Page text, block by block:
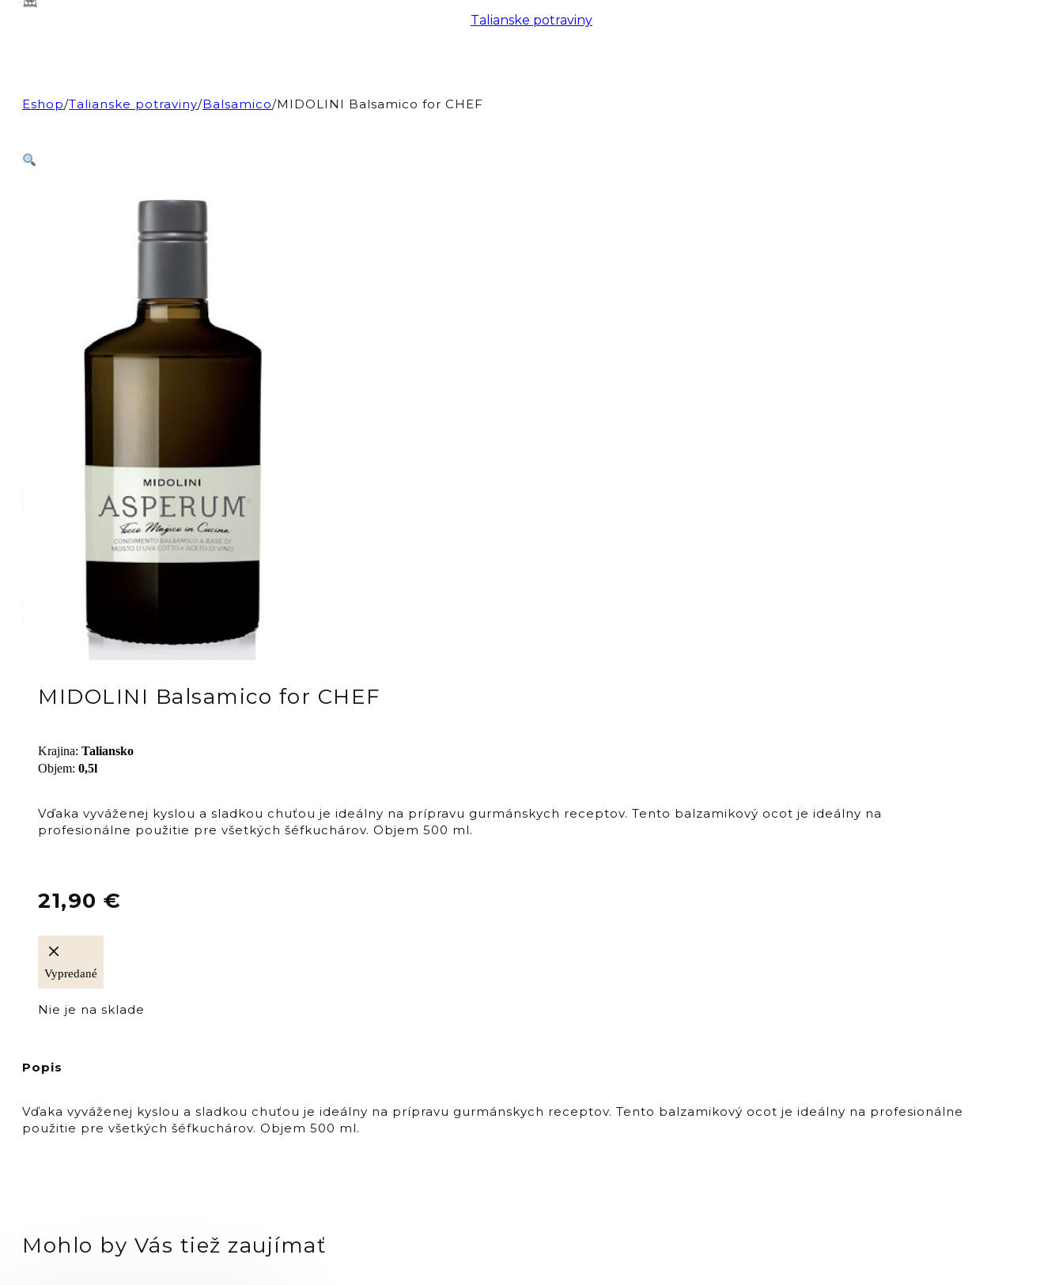
Talianske potraviny
Eshop/Talianske potraviny/Balsamico/MIDOLINI Balsamico for CHEF
MIDOLINI Balsamico for CHEF
Krajina: Taliansko
Objem: 0,5l
Vďaka vyváženej kyslou a sladkou chuťou je ideálny na prípravu gurmánskych receptov. Tento balzamikový ocot je ideálny na
profesionálne použitie pre všetkých šéfkuchárov. Objem 500 ml.
21,90 €
Vypredané
Nie je na sklade
Popis
Vďaka vyváženej kyslou a sladkou chuťou je ideálny na prípravu gurmánskych receptov. Tento balzamikový ocot je ideálny na profesionálne
použitie pre všetkých šéfkuchárov. Objem 500 ml.
Mohlo by Vás tiež zaujímať